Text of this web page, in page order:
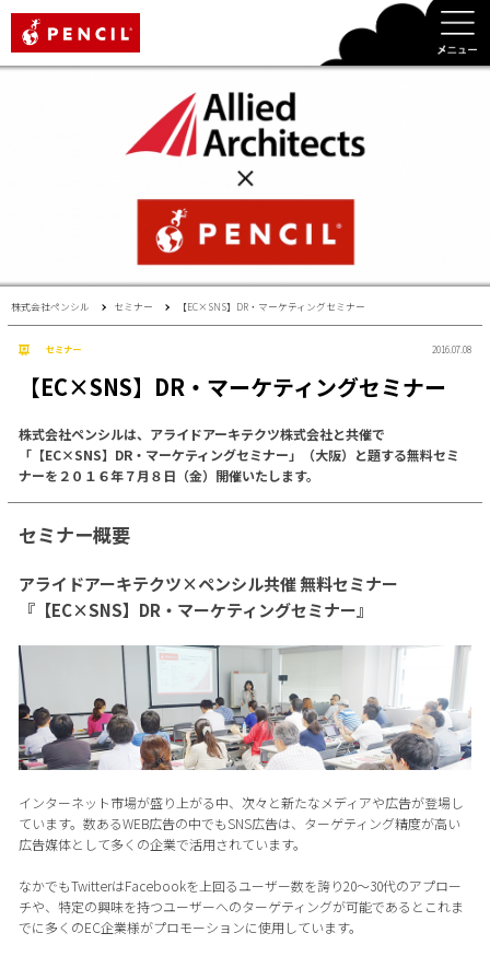
株式会社ペンシル セミナー 【EC×SNS】DR・マーケティングセミナー
セミナー 2016.07.08
【EC×SNS】DR・マーケティングセミナー
株式会社ペンシルは、アライドアーキテクツ株式会社と共催で
「【EC×SNS】DR・マーケティングセミナー」（大阪）と題する無料セミ
ナーを２０１６年７月８日（金）開催いたします。
セミナー概要
アライドアーキテクツ×ペンシル共催 無料セミナー
『【EC×SNS】DR・マーケティングセミナー』
インターネット市場が盛り上がる中、次々と新たなメディアや広告が登場し
ています。数あるWEB広告の中でもSNS広告は、ターゲティング精度が高い
広告媒体として多くの企業で活用されています。
なかでもTwitterはFacebookを上回るユーザー数を誇り20～30代のアプロー
チや、特定の興味を持つユーザーへのターゲティングが可能であるとこれま
でに多くのEC企業様がプロモーションに使用しています。